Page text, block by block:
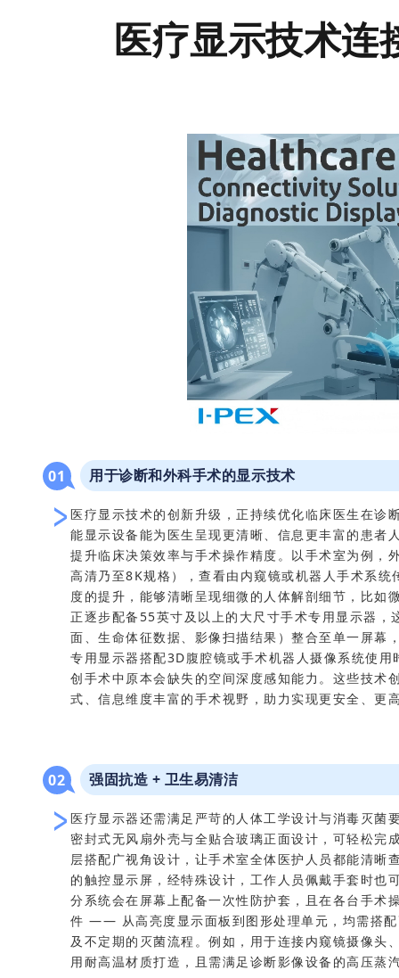
医疗显示技术
01 用于诊断和外科手术的显示技术
医疗显示技术的创新升级，正持续优化临床医生在诊
能显示设备能为医生呈现更清晰、信息更丰富的患者
提升临床决策效率与手术操作精度。以手术室为例，
高清乃至8K规格），查看由内窥镜或机器人手术系
度的提升，能够清晰呈现细微的人体解剖细节，比如
正逐步配备55英寸及以上的大尺寸手术专用显示器，
面、生命体征数据、影像扫描结果）整合至单一屏幕
专用显示器搭配3D腹腔镜或手术机器人摄像系统使
创手术中原本会缺失的空间深度感知能力。这些技术
式、信息维度丰富的手术视野，助力实现更安全、更
02 强固抗造 + 卫生易清洁
医疗显示器还需满足严苛的人体工学设计与消毒灭菌
密封式无风扇外壳与全贴合玻璃正面设计，可轻松完
层搭配广视角设计，让手术室全体医护人员都能清晰
的触控显示屏，经特殊设计，工作人员佩戴手套时也
分系统会在屏幕上配备一次性防护套，且在各台手术
件 —— 从高亮度显示面板到图形处理单元，均需搭
及不定期的灭菌流程。例如，用于连接内窥镜摄像头
用耐高温材质打造，且需满足诊断影像设备的高压蒸